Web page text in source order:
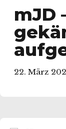
mJD
22. März